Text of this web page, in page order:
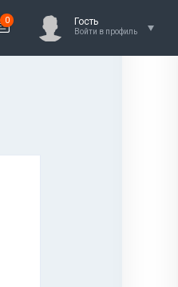
0 Гость
Войти в профиль